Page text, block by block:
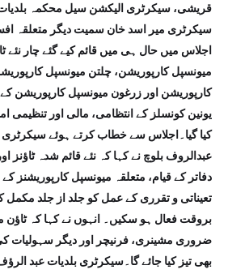
قریشی، سیکرٹری الیکشن سیل محکمہ بلدیات
سیکرٹری میر اسد خان سمیت دیگر متعلقہ
اجلاس میں حال ہی میں قائم کیے گئے چار نئے
میونسپل کارپوریشن، چلتن میونسپل
یونین کونسلز کے انتظامی، مالی اور تنظیمی
کیا گیا۔اجلاس سے خطاب کرتے ہوئے سیکرٹری
عبدالروف بلوچ نے کہا کہ نئے قائم شدہ ٹاؤنز
دفاتر کے قیام، متعلقہ میونسپل کارپوریشنز
تعیناتی و تقرری کے عمل کو جلد از جلد مکمل
بروقت فعال ہو سکیں۔ انہوں نے کہا کہ ٹاؤن
ضروری مشینری، فرنیچر اور دیگر سہولیات
بھی تیز کیا جائے گا۔سیکرٹری بلدیات عبد